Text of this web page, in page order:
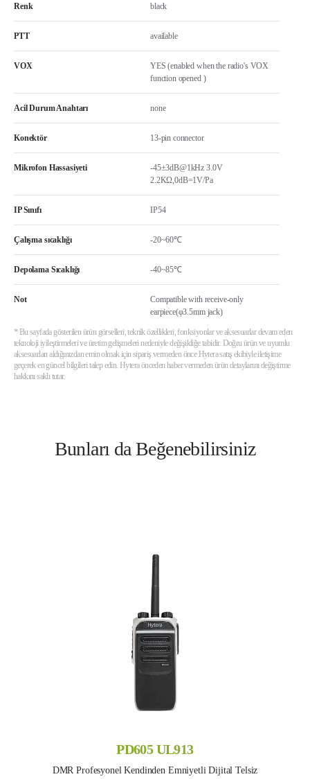
Renk black
PTT available
VOX
YES (enabled when the radio's VOX
function opened )
Acil Durum Anahtarı none
Konektör 13-pin connector
Mikrofon Hassasiyeti
-45±3dB@1kHz 3.0V
2.2KΩ,0dB=1V/Pa
IP Sınıfı IP54
Çalışma sıcaklığı -20~60℃
Depolama Sıcaklığı -40~85℃
Not
Compatible with receive-only
earpiece(φ3.5mm jack)
* Bu sayfada gösterilen ürün görselleri, teknik özellikleri, fonksiyonlar ve aksesuarlar devam eden
teknoloji iyileştirmeleri ve üretim gelişmeleri nedeniyle değişikliğe tabidir. Doğru ürün ve uyumlu
aksesuarları aldığınızdan emin olmak için sipariş vermeden önce Hytera satış ekibiyle iletişime
geçerek en güncel bilgileri talep edin. Hytera önceden haber vermeden ürün detaylarını değiştirme
hakkını saklı tutar.
Bunları da Beğenebilirsiniz
PD605 UL913
DMR Profesyonel Kendinden Emniyetli Dijital Telsiz